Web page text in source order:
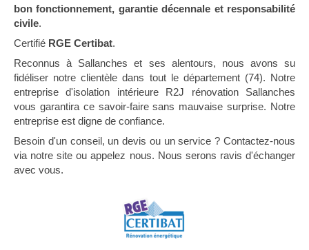
bon fonctionnement, garantie décennale et responsabilité
civile.
Certifié RGE Certibat.
Reconnus à Sallanches et ses alentours, nous avons su
fidéliser notre clientèle dans tout le département (74). Notre
entreprise d'isolation intérieure R2J rénovation Sallanches
vous garantira ce savoir-faire sans mauvaise surprise. Notre
entreprise est digne de confiance.
Besoin d'un conseil, un devis ou un service ? Contactez-nous
via notre site ou appelez nous. Nous serons ravis d'échanger
avec vous.